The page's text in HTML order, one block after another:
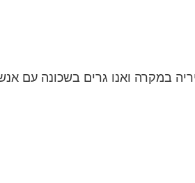
במקרה ואנו גרים בשכונה עם